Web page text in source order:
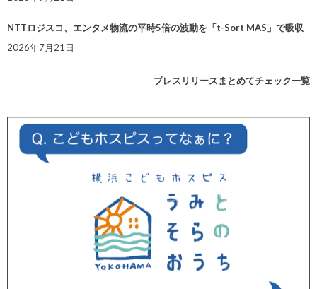
NTTロジスコ、エンタメ物流の平時5倍の波動を「t-Sort MAS」で吸収
2026年7月21日
プレスリリースまとめてチェック一覧